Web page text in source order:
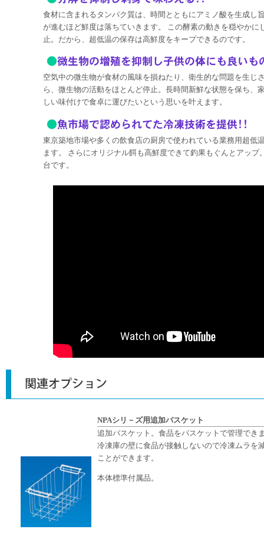
食材に含まれるタンパク質は、時間とともにアミノ酸を生成し
が進むほど鮮度は落ちていきます。 この酵素の動きを穏やかに
止。だから、超低温の保存は高鮮度をキープできるのです。
空気中の微生物が食材の風味を損ねたり、衛生的な問題を生じ
ら、微生物の活動をほとんど停止。長時間新鮮な状態を保ち、
しい味付けで食卓に運びたいという思いを叶えます。
東京築地市場や多くの飲食店の厨房で使われている業務用超低
ます。 さらにオリジナル餌も高鮮度できて釣果もぐんとアップ
台です。
NPAシリ－ズ用追加バスケット
追加バスケット。食品をバスケットで管理でき
冷凍庫の壁に食品が接触しないので冷凍ムラを
ことができます。
本体標準付属品。